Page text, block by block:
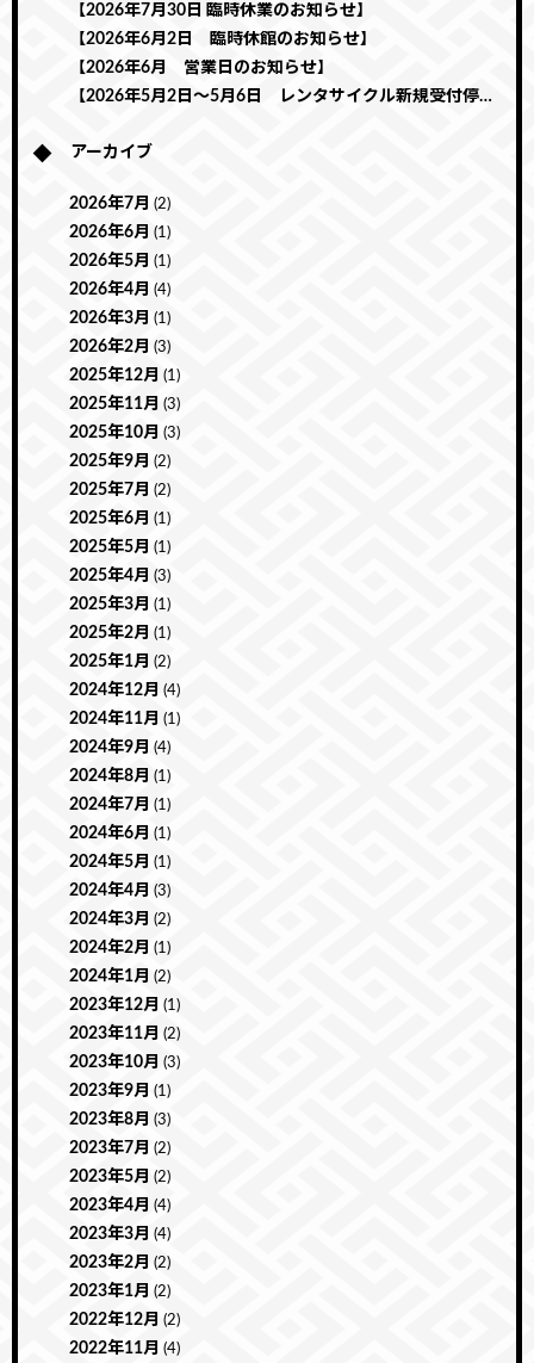
【2026年7月30日 臨時休業のお知らせ】
【2026年6月2日 臨時休館のお知らせ】
【2026年6月 営業日のお知らせ】
【2026年5月2日～5月6日 レンタサイクル新規受付停止のお知らせ】
アーカイブ
2026年7月 (2)
2026年6月 (1)
2026年5月 (1)
2026年4月 (4)
2026年3月 (1)
2026年2月 (3)
2025年12月 (1)
2025年11月 (3)
2025年10月 (3)
2025年9月 (2)
2025年7月 (2)
2025年6月 (1)
2025年5月 (1)
2025年4月 (3)
2025年3月 (1)
2025年2月 (1)
2025年1月 (2)
2024年12月 (4)
2024年11月 (1)
2024年9月 (4)
2024年8月 (1)
2024年7月 (1)
2024年6月 (1)
2024年5月 (1)
2024年4月 (3)
2024年3月 (2)
2024年2月 (1)
2024年1月 (2)
2023年12月 (1)
2023年11月 (2)
2023年10月 (3)
2023年9月 (1)
2023年8月 (3)
2023年7月 (2)
2023年5月 (2)
2023年4月 (4)
2023年3月 (4)
2023年2月 (2)
2023年1月 (2)
2022年12月 (2)
2022年11月 (4)